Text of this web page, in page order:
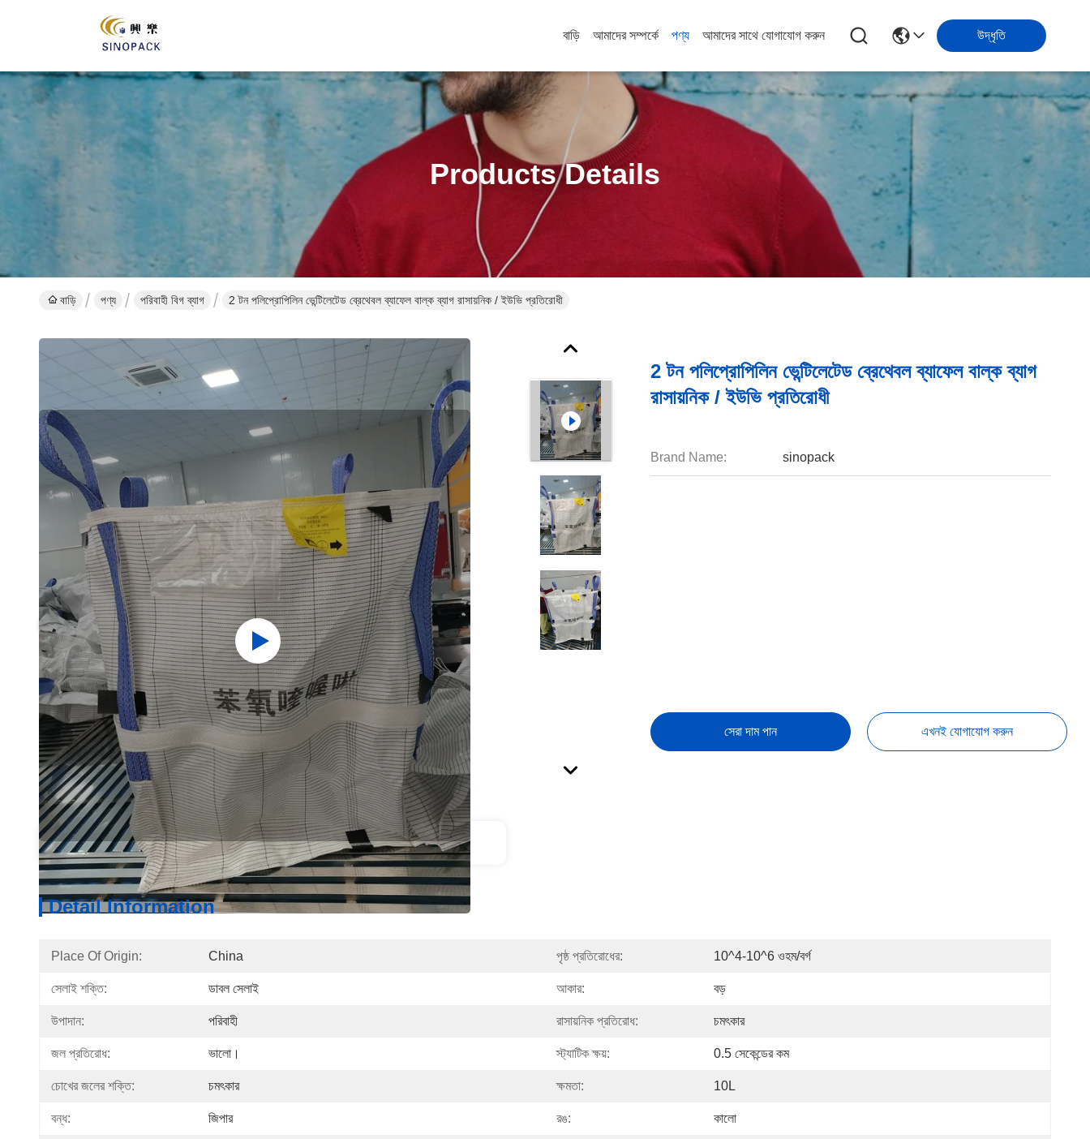
বাড়ি আমাদের সম্পর্কে পণ্য আমাদের সাথে যোগাযোগ করুন উদ্ধৃতি
Products Details
বাড়ি পণ্য পরিবাহী বিগ ব্যাগ 2 টন পলিপ্রোপিলিন ভেন্টিলেটেড ব্রেথেবল ব্যাফেল বাল্ক ব্যাগ রাসায়নিক / ইউভি প্রতিরোধী
2 টন পলিপ্রোপিলিন ভেন্টিলেটেড ব্রেথেবল ব্যাফেল বাল্ক ব্যাগ
রাসায়নিক / ইউভি প্রতিরোধী
Brand Name: sinopack
সেরা দাম পান এখনই যোগাযোগ করুন
Detail Information Product Description
Detail Information
Place Of Origin: China পৃষ্ঠ প্রতিরোধের: 10^4-10^6 ওহম/বর্গ
সেলাই শক্তি: ডাবল সেলাই আকার: বড়
উপাদান: পরিবাহী রাসায়নিক প্রতিরোধ: চমৎকার
জল প্রতিরোধ: ভালো। স্ট্যাটিক ক্ষয়: 0.5 সেকেন্ডের কম
চোখের জলের শক্তি: চমৎকার ক্ষমতা: 10L
বন্ধ: জিপার রঙ: কালো